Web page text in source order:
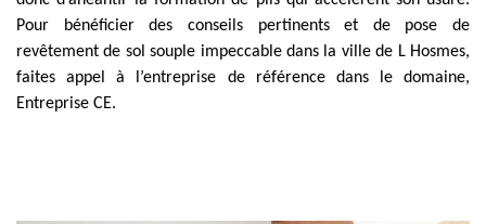
Pour bénéficier des conseils pertinents et de pose de
revêtement de sol souple impeccable dans la ville de L Hosmes,
faites appel à l’entreprise de référence dans le domaine,
Entreprise CE.